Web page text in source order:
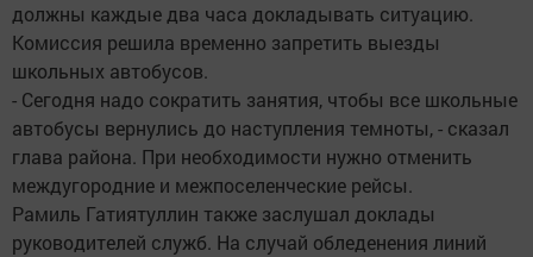
должны каждые два часа докладывать ситуацию.
Комиссия решила временно запретить выезды
школьных автобусов.
- Сегодня надо сократить занятия, чтобы все школьные
автобусы вернулись до наступления темноты, - сказал
глава района. При необходимости нужно отменить
междугородние и межпоселенческие рейсы.
Рамиль Гатиятуллин также заслушал доклады
руководителей служб. На случай обледенения линий